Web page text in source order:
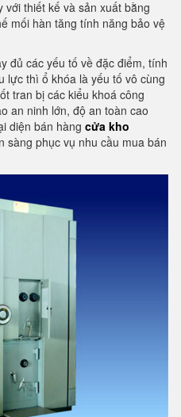
thiết kế và sản xuất bằng
mối hàn tăng tính năng bảo vệ
đủ các yếu tố về đặc điểm, tính
lực thì ổ khóa là yếu tố vô cùng
tran bị các kiểu khoá công
an ninh lớn, độ an toàn cao
diện bán hàng cửa kho
sàng phục vụ nhu cầu mua bán